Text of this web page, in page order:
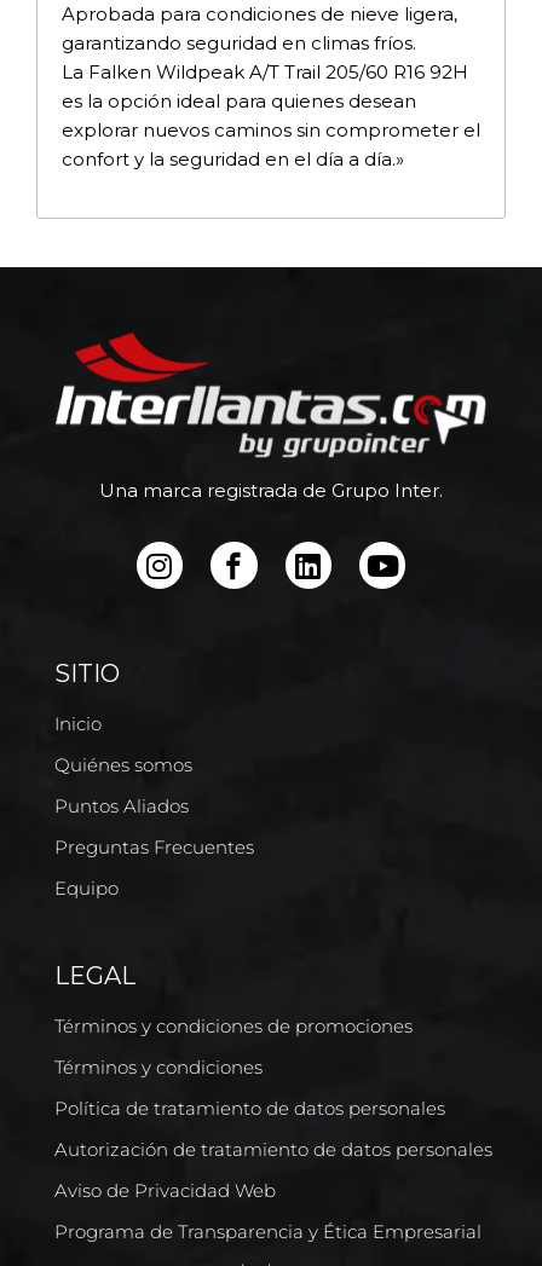
Aprobada para condiciones de nieve ligera,
garantizando seguridad en climas fríos.
La Falken Wildpeak A/T Trail 205/60 R16 92H
es la opción ideal para quienes desean
explorar nuevos caminos sin comprometer el
confort y la seguridad en el día a día.»
Una marca registrada de Grupo Inter.
SITIO
Inicio
Quiénes somos
Puntos Aliados
Preguntas Frecuentes
Equipo
LEGAL
Términos y condiciones de promociones
Términos y condiciones
Política de tratamiento de datos personales
Autorización de tratamiento de datos personales
Aviso de Privacidad Web
Programa de Transparencia y Ética Empresarial